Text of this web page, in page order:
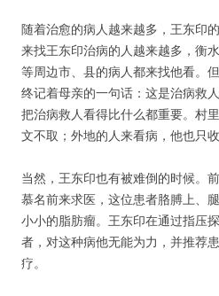
随着治愈的病人越来越多，王东印
来找王东印治病的人越来越多，衡
等周边市、县的病人都来找他看。
终记着母亲的一句话：这是治病救
把治病救人看得比什么都重要。村
文不取；外地的人来看病，他也只收
当然，王东印也有被难倒的时候。
慕名前来求医，这位患者胳膊上、
小小的脂肪瘤。王东印在通过指压
者，对这种病他无能为力，并推荐
疗。